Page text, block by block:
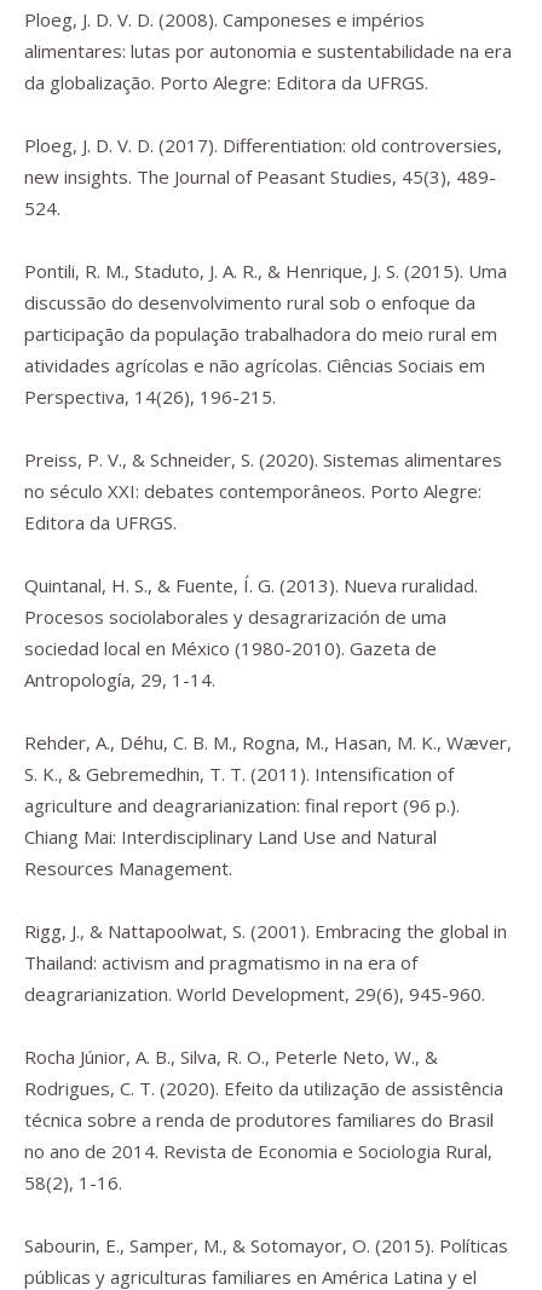
Ploeg, J. D. V. D. (2008). Camponeses e impérios
alimentares: lutas por autonomia e sustentabilidade na era
da globalização. Porto Alegre: Editora da UFRGS.
Ploeg, J. D. V. D. (2017). Differentiation: old controversies,
new insights. The Journal of Peasant Studies, 45(3), 489-
524.
Pontili, R. M., Staduto, J. A. R., & Henrique, J. S. (2015). Uma
discussão do desenvolvimento rural sob o enfoque da
participação da população trabalhadora do meio rural em
atividades agrícolas e não agrícolas. Ciências Sociais em
Perspectiva, 14(26), 196-215.
Preiss, P. V., & Schneider, S. (2020). Sistemas alimentares
no século XXI: debates contemporâneos. Porto Alegre:
Editora da UFRGS.
Quintanal, H. S., & Fuente, Í. G. (2013). Nueva ruralidad.
Procesos sociolaborales y desagrarización de uma
sociedad local en México (1980-2010). Gazeta de
Antropología, 29, 1-14.
Rehder, A., Déhu, C. B. M., Rogna, M., Hasan, M. K., Wæver,
S. K., & Gebremedhin, T. T. (2011). Intensification of
agriculture and deagrarianization: final report (96 p.).
Chiang Mai: Interdisciplinary Land Use and Natural
Resources Management.
Rigg, J., & Nattapoolwat, S. (2001). Embracing the global in
Thailand: activism and pragmatismo in na era of
deagrarianization. World Development, 29(6), 945-960.
Rocha Júnior, A. B., Silva, R. O., Peterle Neto, W., &
Rodrigues, C. T. (2020). Efeito da utilização de assistência
técnica sobre a renda de produtores familiares do Brasil
no ano de 2014. Revista de Economia e Sociologia Rural,
58(2), 1-16.
Sabourin, E., Samper, M., & Sotomayor, O. (2015). Políticas
públicas y agriculturas familiares en América Latina y el